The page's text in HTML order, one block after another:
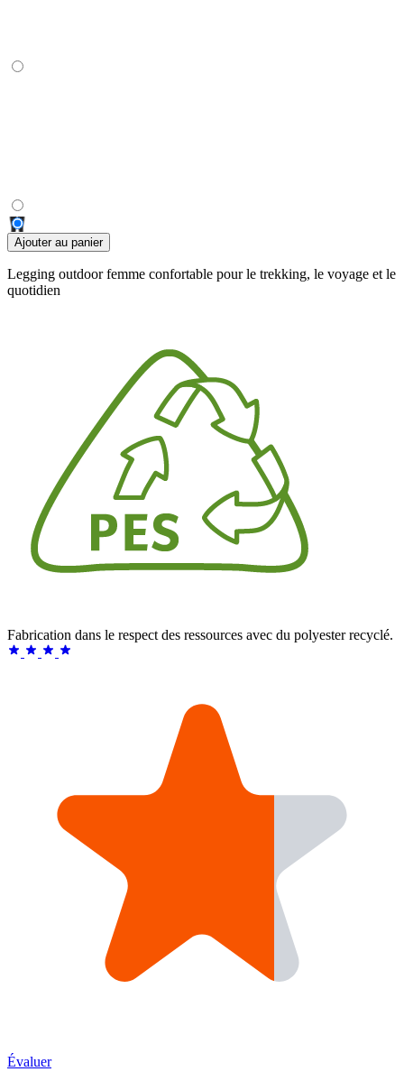
Ajouter au panier
Legging outdoor femme confortable pour le trekking, le voyage et le
quotidien
Fabrication dans le respect des ressources avec du polyester recyclé.
Évaluer